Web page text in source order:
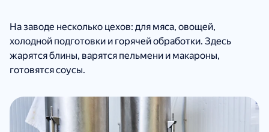
На заводе несколько цехов: для мяса, овощей,
холодной подготовки и горячей обработки. Здесь
жарятся блины, варятся пельмени и макароны,
готовятся соусы.